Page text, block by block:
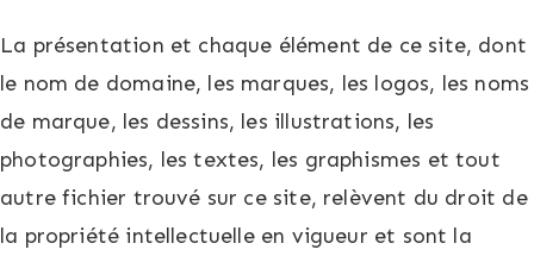
La présentation et chaque élément de ce site, dont
le nom de domaine, les marques, les logos, les noms
de marque, les dessins, les illustrations, les
photographies, les textes, les graphismes et tout
autre fichier trouvé sur ce site, relèvent du droit de
la propriété intellectuelle en vigueur et sont la